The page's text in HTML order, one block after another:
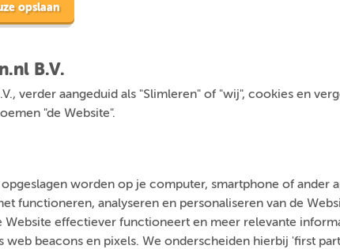
opslaan
B.V.
verder aangeduid als "Slimleren" of "wij", cookies en
"de Website".
worden op je computer, smartphone of ander
functioneren, analyseren en personaliseren van de
effectiever functioneert en meer relevante
beacons en pixels. We onderscheiden hierbij 'first